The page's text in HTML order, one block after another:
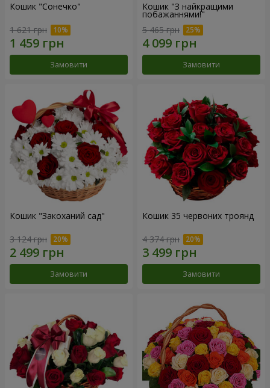
Кошик "Сонечко"
1 621 грн
Замовити
Кошик "З найкращими
побажаннями!"
5 465 грн
Замовити
Кошик "Закоханий сад"
3 124 грн
Замовити
Кошик 35 червоних троянд
4 374 грн
Замовити